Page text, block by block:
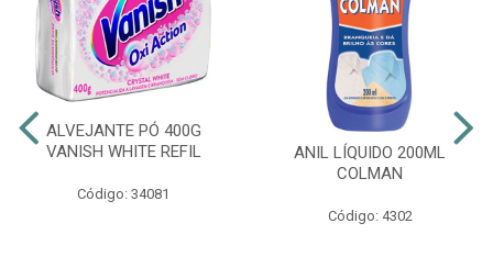
ALVEJANTE PÓ 400G
VANISH WHITE REFIL
Código: 34081
ANIL LÍQUIDO 200ML
COLMAN
Código: 4302